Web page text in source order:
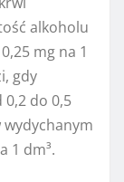
alkoholu
mg na 1
gdy
do 0,5
1 dm³.